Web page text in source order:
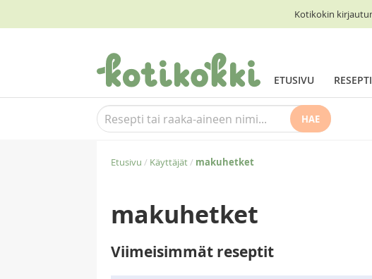
Kotikokin
ETUSIVU
HAE
Etusivu / Käyttäjät/ makuhetket
makuhetket
Viimeisimmät reseptit